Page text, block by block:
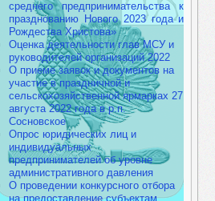
среднего предпринимательства к
празднованию Нового 2023 года и
Рождества Христова»
Оценка деятельности глав МСУ и
руководителей организаций 2022
О приеме заявок и документов на
участие в праздничной и
сельскохозяйственной ярмарках 27
августа 2022 года в р.п.
Сосновское
Опрос юридических лиц и
индивидуальных
предпринимателей об уровне
административного давления
О проведении конкурсного отбора
на предоставление субъектам